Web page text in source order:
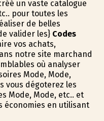
un vaste catalogue
pour toutes les
de belles
valider les} Codes
vos achats,
notre site marchand
où analyser
Mode, Mode,
vous dégoterez les
Mode, Mode, etc.. et
économies en utilisant